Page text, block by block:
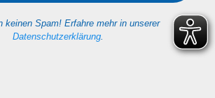
keinen Spam! Erfahre mehr in unserer
Datenschutzerklärung